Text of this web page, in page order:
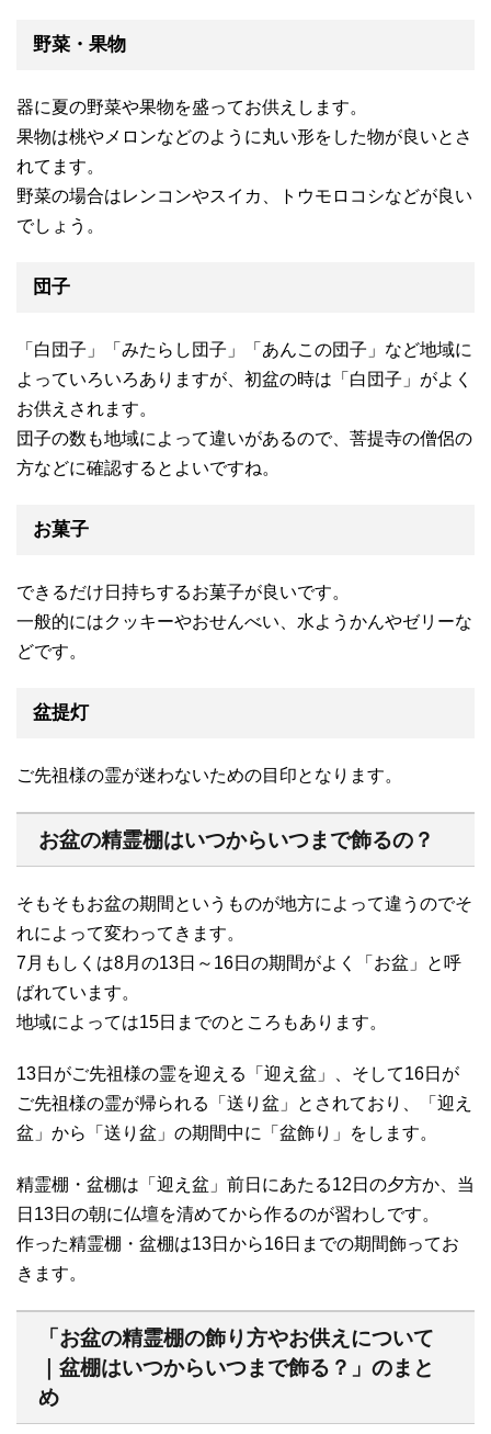
野菜・果物
器に夏の野菜や果物を盛ってお供えします。
果物は桃やメロンなどのように丸い形をした物が良いとさ
れてます。
野菜の場合はレンコンやスイカ、トウモロコシなどが良い
でしょう。
団子
「白団子」「みたらし団子」「あんこの団子」など地域に
よっていろいろありますが、初盆の時は「白団子」がよく
お供えされます。
団子の数も地域によって違いがあるので、菩提寺の僧侶の
方などに確認するとよいですね。
お菓子
できるだけ日持ちするお菓子が良いです。
一般的にはクッキーやおせんべい、水ようかんやゼリーな
どです。
盆提灯
ご先祖様の霊が迷わないための目印となります。
お盆の精霊棚はいつからいつまで飾るの？
そもそもお盆の期間というものが地方によって違うのでそ
れによって変わってきます。
7月もしくは8月の13日～16日の期間がよく「お盆」と呼
ばれています。
地域によっては15日までのところもあります。
13日がご先祖様の霊を迎える「迎え盆」、そして16日が
ご先祖様の霊が帰られる「送り盆」とされており、「迎え
盆」から「送り盆」の期間中に「盆飾り」をします。
精霊棚・盆棚は「迎え盆」前日にあたる12日の夕方か、当
日13日の朝に仏壇を清めてから作るのが習わしです。
作った精霊棚・盆棚は13日から16日までの期間飾ってお
きます。
「お盆の精霊棚の飾り方やお供えについて
｜盆棚はいつからいつまで飾る？」のまと
め